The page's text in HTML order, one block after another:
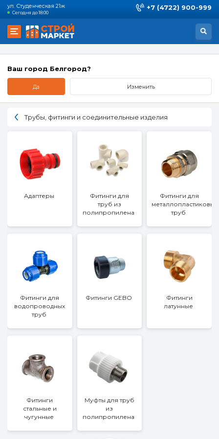
ул. Студенческая 21ж
Сегодня до 18:00
+7 (4722) 900-999
Ваш город Белгород?
Да Изменить
Трубы, фитинги и соединительные изделия
Адаптеры
Фитинги для
труб из
полипропилена
Фитинги для
металлопластиковых
труб
Фитинги для
водопроводных
труб
Фитинги GEBO
Фитинги
латунные
Фитинги
стальные и
чугунные
Муфты для труб
из
полипропилена